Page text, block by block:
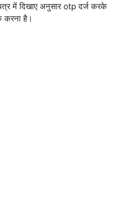
में दिखाए अनुसार otp दर्ज करके
करना है।